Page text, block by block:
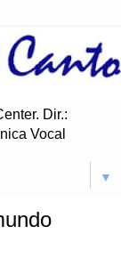
Dir.:
Vocal
▼